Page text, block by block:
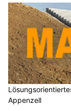
Appenzell